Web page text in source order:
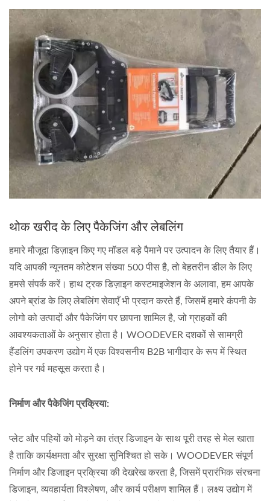
थोक खरीद के लिए पैकेजिंग और लेबलिंग
हमारे मौजूदा डिज़ाइन किए गए मॉडल बड़े पैमाने पर उत्पादन के लिए तैयार हैं।
यदि आपकी न्यूनतम कोटेशन संख्या 500 पीस है, तो बेहतरीन डील के लिए
हमसे संपर्क करें। हाथ ट्रक डिज़ाइन कस्टमाइजेशन के अलावा, हम आपके
अपने ब्रांड के लिए लेबलिंग सेवाएँ भी प्रदान करते हैं, जिसमें हमारे कंपनी के
लोगो को उत्पादों और पैकेजिंग पर छापना शामिल है, जो ग्राहकों की
आवश्यकताओं के अनुसार होता है। WOODEVER दशकों से सामग्री
हैंडलिंग उपकरण उद्योग में एक विश्वसनीय B2B भागीदार के रूप में स्थित
होने पर गर्व महसूस करता है।
निर्माण और पैकेजिंग प्रक्रिया:
प्लेट और पहियों को मोड़ने का तंत्र डिजाइन के साथ पूरी तरह से मेल खाता
है ताकि कार्यक्षमता और सुरक्षा सुनिश्चित हो सके। WOODEVER संपूर्ण
निर्माण और डिजाइन प्रक्रिया की देखरेख करता है, जिसमें प्रारंभिक संरचना
डिजाइन, व्यवहार्यता विश्लेषण, और कार्य परीक्षण शामिल हैं। लक्ष्य उद्योग में